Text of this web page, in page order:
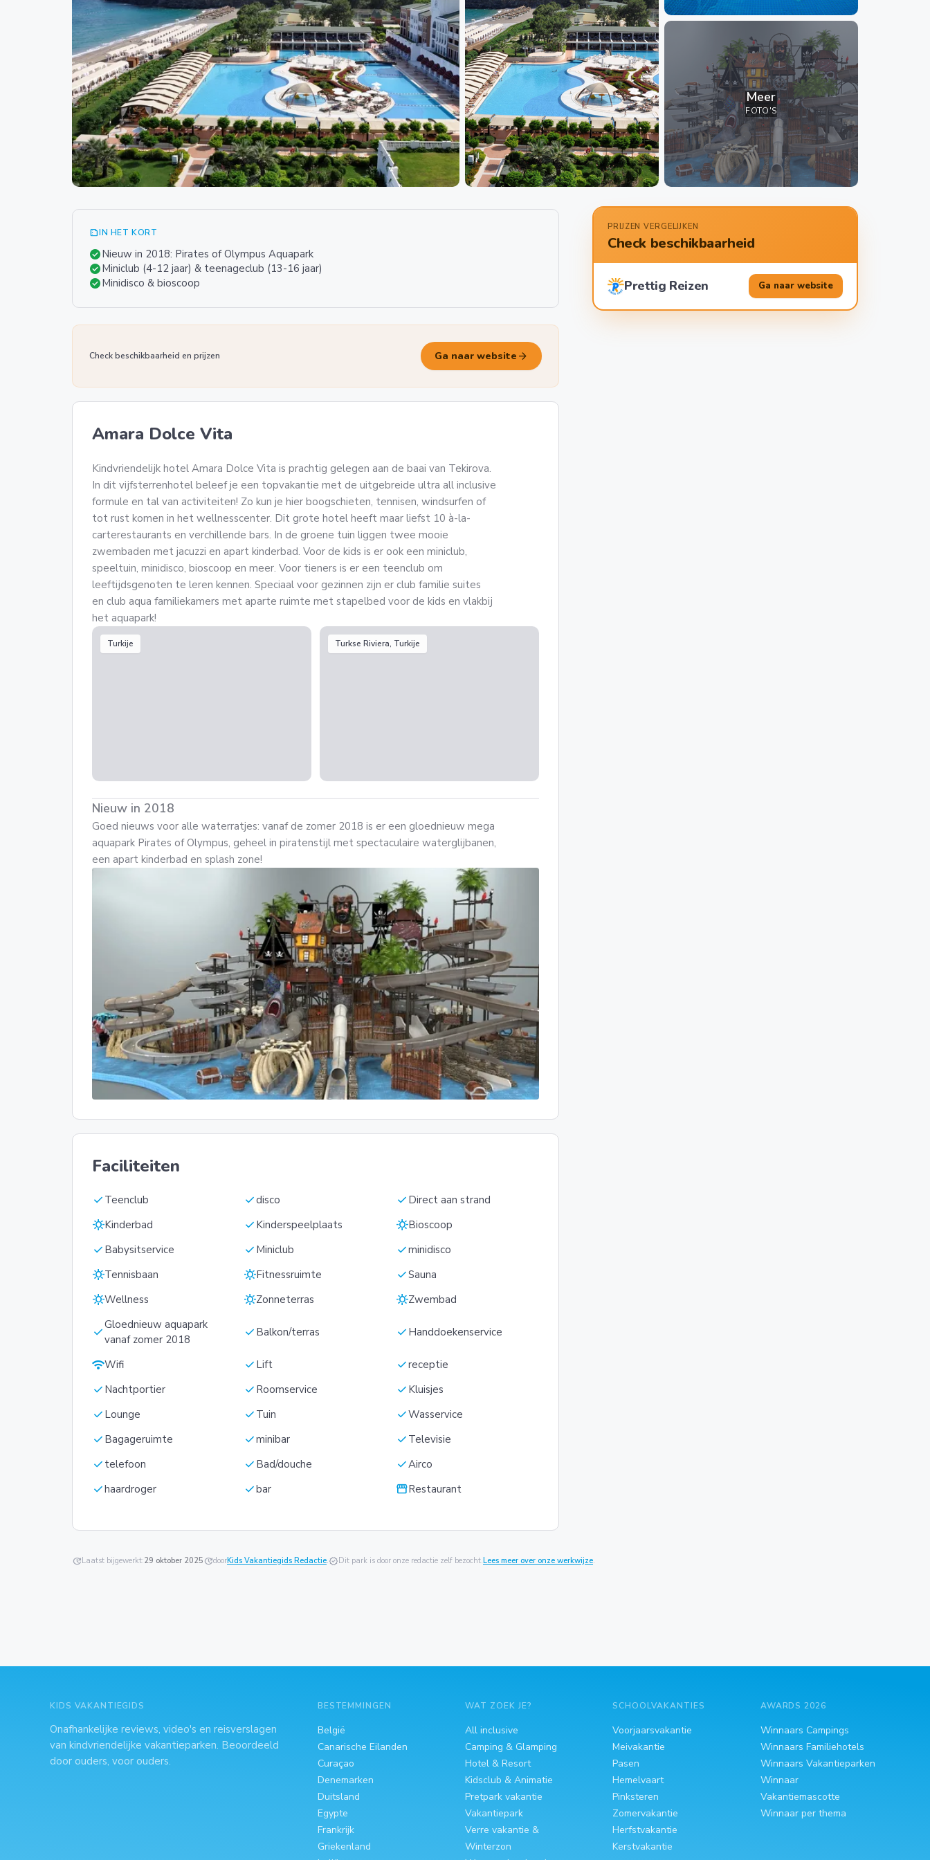
Meer
FOTO'S
summarizeIN HET KORT
check_circleNieuw in 2018: Pirates of Olympus Aquapark
check_circleMiniclub (4-12 jaar) & teenageclub (13-16 jaar)
check_circleMinidisco & bioscoop
PRIJZEN VERGELIJKEN
Check beschikbaarheid
Prettig Reizen Ga naar website
Check beschikbaarheid en prijzen Ga naar website arrow_forward
Amara Dolce Vita
Kindvriendelijk hotel Amara Dolce Vita is prachtig gelegen aan de baai van Tekirova.
In dit vijfsterrenhotel beleef je een topvakantie met de uitgebreide ultra all inclusive
formule en tal van activiteiten! Zo kun je hier boogschieten, tennisen, windsurfen of
tot rust komen in het wellnesscenter. Dit grote hotel heeft maar liefst 10 à-la-
carterestaurants en verchillende bars. In de groene tuin liggen twee mooie
zwembaden met jacuzzi en apart kinderbad. Voor de kids is er ook een miniclub,
speeltuin, minidisco, bioscoop en meer. Voor tieners is er een teenclub om
leeftijdsgenoten te leren kennen. Speciaal voor gezinnen zijn er club familie suites
en club aqua familiekamers met aparte ruimte met stapelbed voor de kids en vlakbij
het aquapark!
Turkije Turkse Riviera, Turkije
Nieuw in 2018
Goed nieuws voor alle waterratjes: vanaf de zomer 2018 is er een gloednieuw mega
aquapark Pirates of Olympus, geheel in piratenstijl met spectaculaire waterglijbanen,
een apart kinderbad en splash zone!
Faciliteiten
check Teenclub checkdisco check Direct aan strand
sunnyKinderbad check Kinderspeelplaats sunnyBioscoop
check Babysitservice check Miniclub checkminidisco
sunnyTennisbaan sunnyFitnessruimte checkSauna
sunnyWellness sunnyZonneterras sunnyZwembad
checkGloednieuw aquapark
vanaf zomer 2018
check Balkon/terras check Handdoekenservice
wifiWifi check Lift checkreceptie
check Nachtportier check Roomservice check Kluisjes
check Lounge check Tuin checkWasservice
check Bagageruimte checkminibar check Televisie
check telefoon check Bad/douche checkAirco
checkhaardroger checkbar storefrontRestaurant
updateLaatst bijgewerkt:29 oktober 2025 updatedoorKids Vakantiegids Redactie.verifiedDit park is door onze redactie zelf bezocht.Lees meer over onze werkwijze.
KIDS VAKANTIEGIDS
Onafhankelijke reviews, video's en reisverslagen
van kindvriendelijke vakantieparken. Beoordeeld
door ouders, voor ouders.
BESTEMMINGEN
België
Canarische Eilanden
Curaçao
Denemarken
Duitsland
Egypte
Frankrijk
Griekenland
WAT ZOEK JE?
All inclusive
Camping & Glamping
Hotel & Resort
Kidsclub & Animatie
Pretpark vakantie
Vakantiepark
Verre vakantie &
Winterzon
SCHOOLVAKANTIES
Voorjaarsvakantie
Meivakantie
Pasen
Hemelvaart
Pinksteren
Zomervakantie
Herfstvakantie
Kerstvakantie
AWARDS 2026
Winnaars Campings
Winnaars Familiehotels
Winnaars Vakantieparken
Winnaar
Vakantiemascotte
Winnaar per thema